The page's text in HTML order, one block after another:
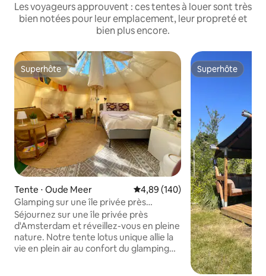
Les voyageurs approuvent : ces tentes à louer sont très
bien notées pour leur emplacement, leur propreté et
bien plus encore.
Superhôte
Superhôte
Tente ⋅ Oude Meer Évaluation moyenne sur la
4,89 (140)
Glamping sur une île privée près
d'Amsterdam
Séjournez sur une île privée près
d'Amsterdam et réveillez-vous en pleine
nature. Notre tente lotus unique allie la
vie en plein air au confort du glamping
Superhôte
Superhôte